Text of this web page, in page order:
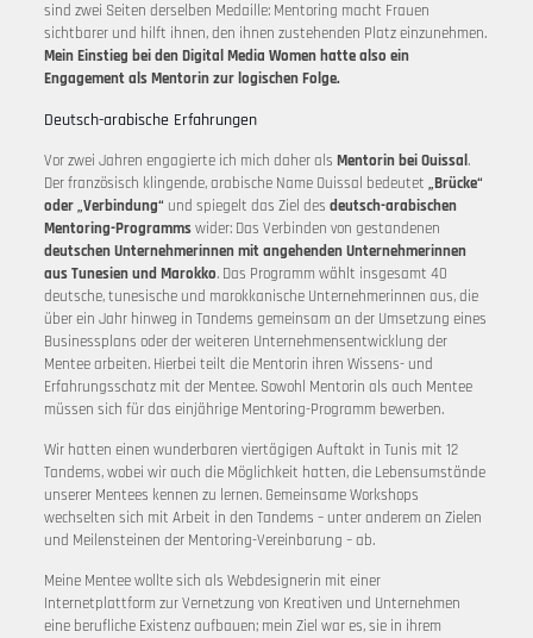
sind zwei Seiten derselben Medaille: Mentoring macht Frauen
sichtbarer und hilft ihnen, den ihnen zustehenden Platz einzunehmen.
Mein Einstieg bei den Digital Media Women hatte also ein
Engagement als Mentorin zur logischen Folge.
Deutsch-arabische Erfahrungen
Vor zwei Jahren engagierte ich mich daher als Mentorin bei Ouissal .
Der französisch klingende, arabische Name Ouissal bedeutet „Brücke“
oder „Verbindung“ und spiegelt das Ziel des deutsch-arabischen
Mentoring-Programmswider: Das Verbinden von gestandenen
deutschen Unternehmerinnen mit angehenden Unternehmerinnen
aus Tunesien und Marokko. Das Programm wählt insgesamt 40
deutsche, tunesische und marokkanische Unternehmerinnen aus, die
über ein Jahr hinweg in Tandems gemeinsam an der Umsetzung eines
Businessplans oder der weiteren Unternehmensentwicklung der
Mentee arbeiten. Hierbei teilt die Mentorin ihren Wissens- und
Erfahrungsschatz mit der Mentee. Sowohl Mentorin als auch Mentee
müssen sich für das einjährige Mentoring-Programm bewerben.
Wir hatten einen wunderbaren viertägigen Auftakt in Tunis mit 12
Tandems, wobei wir auch die Möglichkeit hatten, die Lebensumstände
unserer Mentees kennen zu lernen. Gemeinsame Workshops
wechselten sich mit Arbeit in den Tandems – unter anderem an Zielen
und Meilensteinen der Mentoring-Vereinbarung – ab.
Meine Mentee wollte sich als Webdesignerin mit einer
Internetplattform zur Vernetzung von Kreativen und Unternehmen
eine berufliche Existenz aufbauen; mein Ziel war es, sie in ihrem